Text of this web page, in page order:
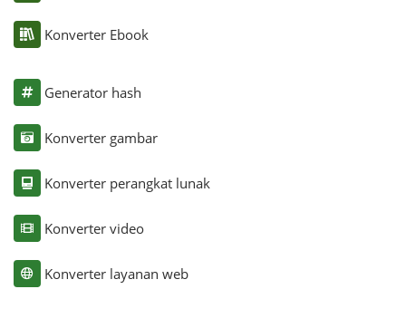
Konverter Ebook
Generator hash
Konverter gambar
Konverter perangkat lunak
Konverter video
Konverter layanan web